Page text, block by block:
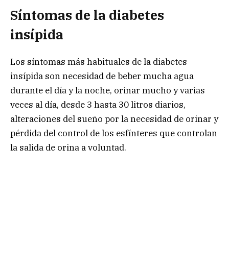
Síntomas de la diabetes
insípida
Los síntomas más habituales de la diabetes
insípida son necesidad de beber mucha agua
durante el día y la noche, orinar mucho y varias
veces al día, desde 3 hasta 30 litros diarios,
alteraciones del sueño por la necesidad de orinar y
pérdida del control de los esfínteres que controlan
la salida de orina a voluntad.